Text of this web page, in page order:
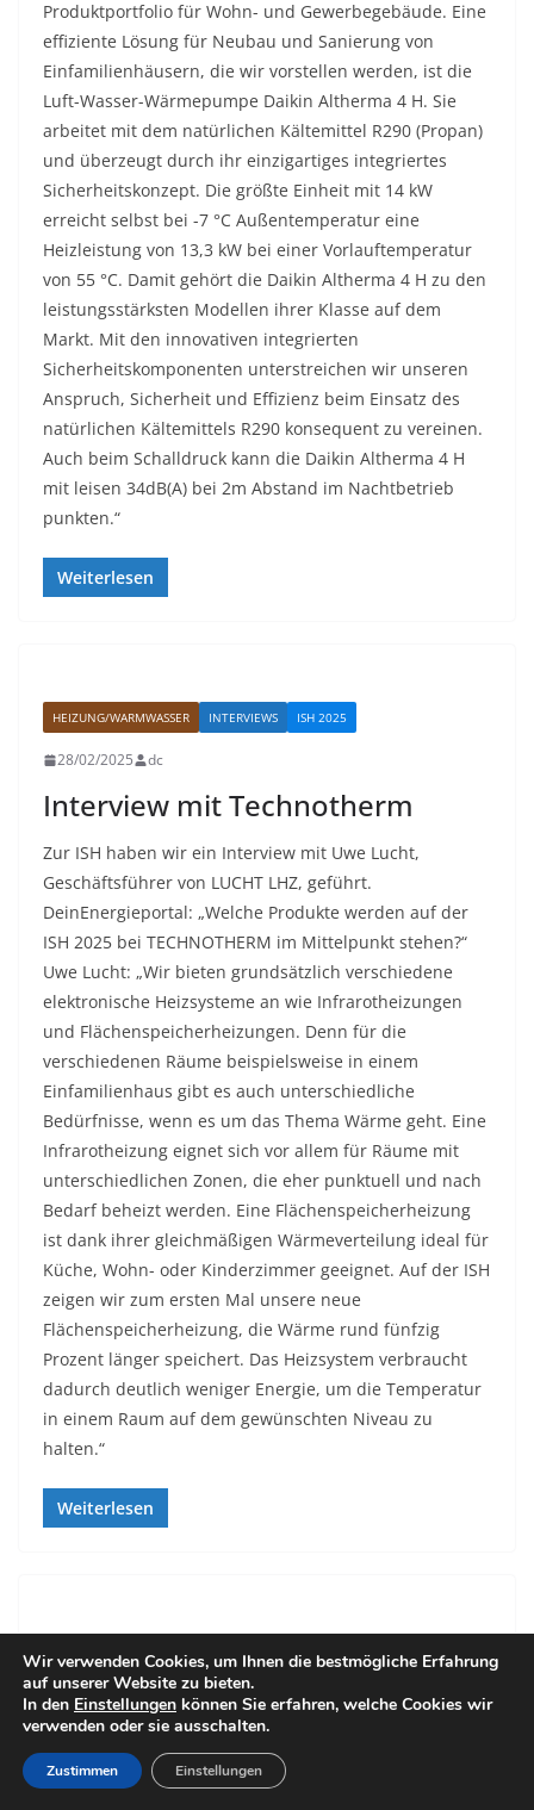
Produktportfolio für Wohn- und Gewerbegebäude. Eine
effiziente Lösung für Neubau und Sanierung von
Einfamilienhäusern, die wir vorstellen werden, ist die
Luft-Wasser-Wärmepumpe Daikin Altherma 4 H. Sie
arbeitet mit dem natürlichen Kältemittel R290 (Propan)
und überzeugt durch ihr einzigartiges integriertes
Sicherheitskonzept. Die größte Einheit mit 14 kW
erreicht selbst bei -7 °C Außentemperatur eine
Heizleistung von 13,3 kW bei einer Vorlauftemperatur
von 55 °C. Damit gehört die Daikin Altherma 4 H zu den
leistungsstärksten Modellen ihrer Klasse auf dem
Markt. Mit den innovativen integrierten
Sicherheitskomponenten unterstreichen wir unseren
Anspruch, Sicherheit und Effizienz beim Einsatz des
natürlichen Kältemittels R290 konsequent zu vereinen.
Auch beim Schalldruck kann die Daikin Altherma 4 H
mit leisen 34dB(A) bei 2m Abstand im Nachtbetrieb
punkten.“
Weiterlesen
HEIZUNG/WARMWASSER INTERVIEWS ISH 2025
28/02/2025 dc
Interview mit Technotherm
Zur ISH haben wir ein Interview mit Uwe Lucht,
Geschäftsführer von LUCHT LHZ, geführt.
DeinEnergieportal: „Welche Produkte werden auf der
ISH 2025 bei TECHNOTHERM im Mittelpunkt stehen?“
Uwe Lucht: „Wir bieten grundsätzlich verschiedene
elektronische Heizsysteme an wie Infrarotheizungen
und Flächenspeicherheizungen. Denn für die
verschiedenen Räume beispielsweise in einem
Einfamilienhaus gibt es auch unterschiedliche
Bedürfnisse, wenn es um das Thema Wärme geht. Eine
Infrarotheizung eignet sich vor allem für Räume mit
unterschiedlichen Zonen, die eher punktuell und nach
Bedarf beheizt werden. Eine Flächenspeicherheizung
ist dank ihrer gleichmäßigen Wärmeverteilung ideal für
Küche, Wohn- oder Kinderzimmer geeignet. Auf der ISH
zeigen wir zum ersten Mal unsere neue
Flächenspeicherheizung, die Wärme rund fünfzig
Prozent länger speichert. Das Heizsystem verbraucht
dadurch deutlich weniger Energie, um die Temperatur
in einem Raum auf dem gewünschten Niveau zu
halten.“
Weiterlesen
27/02/2025 dc
Interview mit Laufen GmbH
Zur ISH haben wir Stefan Behr, Head of Marketing
Wir verwenden Cookies, um Ihnen die bestmögliche Erfahrung
auf unserer Website zu bieten.
In den Einstellungen können Sie erfahren, welche Cookies wir
verwenden oder sie ausschalten.
Zustimmen Einstellungen